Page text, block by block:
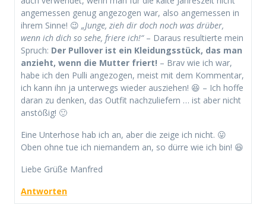
angemessen genug angezogen war, also angemessen in
ihrem Sinne! 😉 „Junge, zieh dir doch noch was drüber,
wenn ich dich so sehe, friere ich!“– Daraus resultierte mein
Spruch: Der Pullover ist ein Kleidungsstück, das man
anzieht, wenn die Mutter friert! – Brav wie ich war,
habe ich den Pulli angezogen, meist mit dem Kommentar,
ich kann ihn ja unterwegs wieder ausziehen! 😆 – Ich hoffe
daran zu denken, das Outfit nachzuliefern … ist aber nicht
anstößig! 🙂
Eine Unterhose hab ich an, aber die zeige ich nicht. 😛
Oben ohne tue ich niemandem an, so dürre wie ich bin! 😆
Liebe Grüße Manfred
Antworten